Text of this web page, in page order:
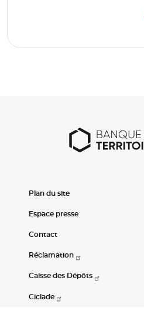
Plan du site
Espace presse
Contact
Réclamation
Caisse des Dépôts
Ciclade